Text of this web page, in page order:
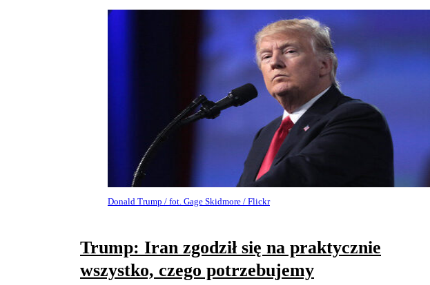
Donald Trump / fot. Gage Skidmore / Flickr
Trump: Iran zgodził się na praktycznie
wszystko, czego potrzebujemy